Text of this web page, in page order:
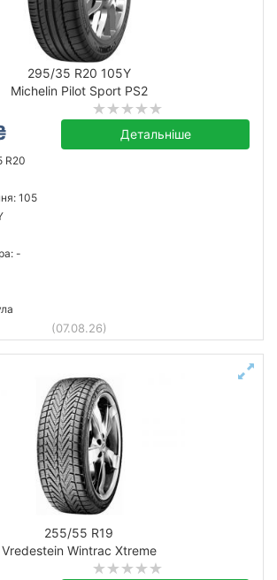
295/35 R20 105Y
Michelin Pilot Sport PS2
Детальніше
R20
105
-
(07.08.26)
255/55 R19
Vredestein Wintrac Xtreme